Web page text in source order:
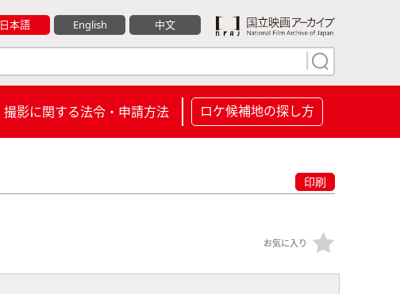
日本語 English 中文
撮影に関する法令・申請方法 ロケ候補地の探し方
印刷
お気に入り